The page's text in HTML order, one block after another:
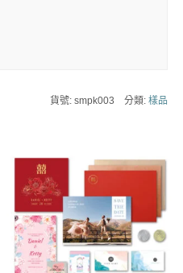
貨號:smpk003 分類:樣品